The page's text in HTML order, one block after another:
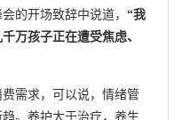
的开场致辞中说道， “我
万孩子正在遭受焦虑、
需求，可以说，情绪管
。养护大于治疗，养生